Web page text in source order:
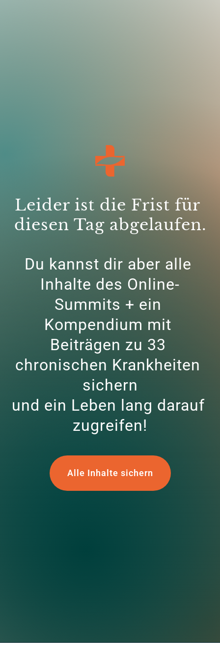
Leider ist die Frist für
diesen Tag abgelaufen.
Du kannst dir aber alle
Inhalte des Online-
Summits + ein
Kompendium mit
Beiträgen zu 33
chronischen Krankheiten
sichern
und ein Leben lang darauf
zugreifen!
Alle Inhalte sichern